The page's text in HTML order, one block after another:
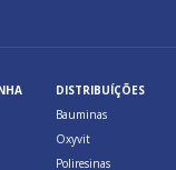
DISTRIBUÍÇÕES
Bauminas
Oxyvit
Poliresinas